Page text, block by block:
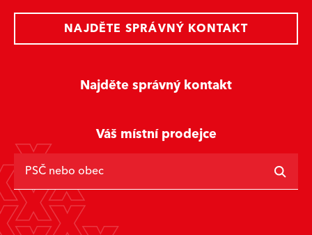
Najděte správný kontakt
NAJDĚTE SPRÁVNÝ KONTAKT
Váš místní prodejce
PSČ nebo obec